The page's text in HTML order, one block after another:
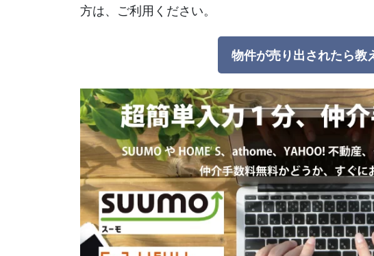
方は、ご利用ください。
物件が売り出されたら教